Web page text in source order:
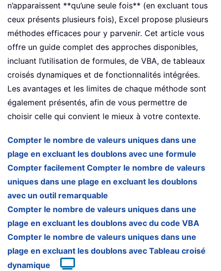
n’apparaissent **qu’une seule fois** (en excluant tous
ceux présents plusieurs fois), Excel propose plusieurs
méthodes efficaces pour y parvenir. Cet article vous
offre un guide complet des approches disponibles,
incluant l’utilisation de formules, de VBA, de tableaux
croisés dynamiques et de fonctionnalités intégrées.
Les avantages et les limites de chaque méthode sont
également présentés, afin de vous permettre de
choisir celle qui convient le mieux à votre contexte.
Compter le nombre de valeurs uniques dans une
plage en excluant les doublons avec une formule
Compter facilement Compter le nombre de valeurs
uniques dans une plage en excluant les doublons
avec un outil remarquable
Compter le nombre de valeurs uniques dans une
plage en excluant les doublons avec du code VBA
Compter le nombre de valeurs uniques dans une
plage en excluant les doublons avec Tableau croisé
dynamique